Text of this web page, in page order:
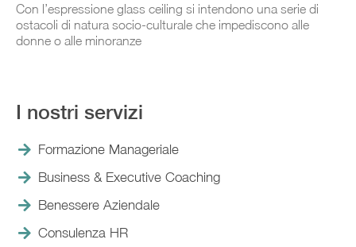
Con l’espressione glass ceiling si intendono una serie di
ostacoli di natura socio-culturale che impediscono alle
donne o alle minoranze
I nostri servizi
Formazione Manageriale
Business & Executive Coaching
Benessere Aziendale
Consulenza HR